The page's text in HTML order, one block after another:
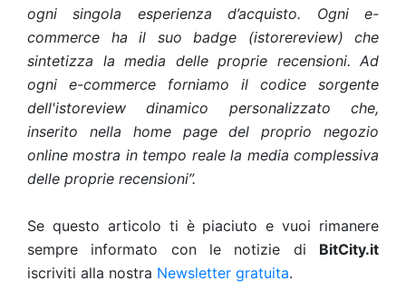
ogni singola esperienza d’acquisto. Ogni e-
commerce ha il suo badge (istorereview) che
sintetizza la media delle proprie recensioni. Ad
ogni e-commerce forniamo il codice sorgente
dell'istoreview dinamico personalizzato che,
inserito nella home page del proprio negozio
online mostra in tempo reale la media complessiva
delle proprie recensioni”.
Se questo articolo ti è piaciuto e vuoi rimanere
sempre informato con le notizie di BitCity.it
iscriviti alla nostra Newsletter gratuita.